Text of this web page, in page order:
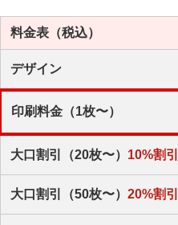
料金表 （税込）
デザイン
印刷料金（1枚〜）
大口割引（20枚〜） 10%割引
大口割引（50枚〜） 20%割引